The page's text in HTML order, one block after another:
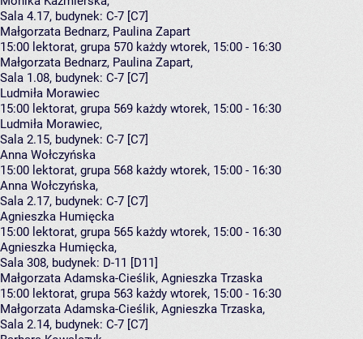
Sala 4.17, budynek: C-7 [C7]
Małgorzata Bednarz, Paulina Zapart
15:00 lektorat, grupa 570 każdy wtorek, 15:00 - 16:30
Małgorzata Bednarz, Paulina Zapart,
Sala 1.08, budynek: C-7 [C7]
Ludmiła Morawiec
15:00 lektorat, grupa 569 każdy wtorek, 15:00 - 16:30
Ludmiła Morawiec,
Sala 2.15, budynek: C-7 [C7]
Anna Wołczyńska
15:00 lektorat, grupa 568 każdy wtorek, 15:00 - 16:30
Anna Wołczyńska,
Sala 2.17, budynek: C-7 [C7]
Agnieszka Humięcka
15:00 lektorat, grupa 565 każdy wtorek, 15:00 - 16:30
Agnieszka Humięcka,
Sala 308, budynek: D-11 [D11]
Małgorzata Adamska-Cieślik, Agnieszka Trzaska
15:00 lektorat, grupa 563 każdy wtorek, 15:00 - 16:30
Małgorzata Adamska-Cieślik, Agnieszka Trzaska,
Sala 2.14, budynek: C-7 [C7]